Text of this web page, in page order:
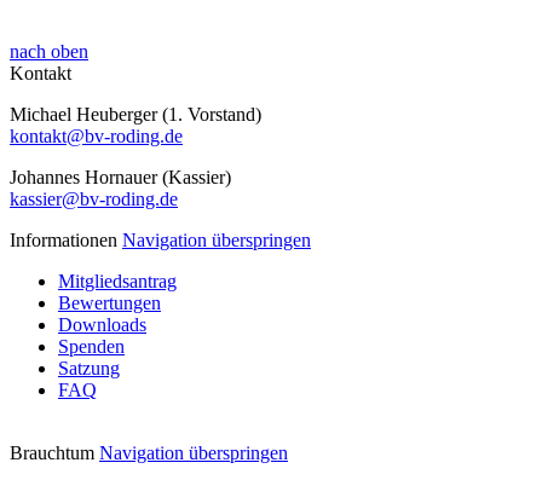
nach oben
Kontakt
Michael Heuberger (1. Vorstand)
kontakt@bv-roding.de
Johannes Hornauer (Kassier)
kassier@bv-roding.de
Informationen Navigation überspringen
Mitgliedsantrag
Bewertungen
Downloads
Spenden
Satzung
FAQ
Brauchtum Navigation überspringen